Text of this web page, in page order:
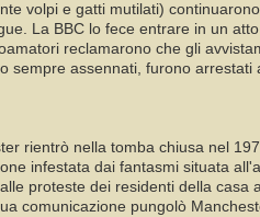
volpi e gatti mutilati)
La BBC lo fece entrare in un
reclamarono che gli
sempre assennati, furono
rientrò nella tomba chiusa nel
infestata dai fantasmi situata
proteste dei residenti della
comunicazione pungolò